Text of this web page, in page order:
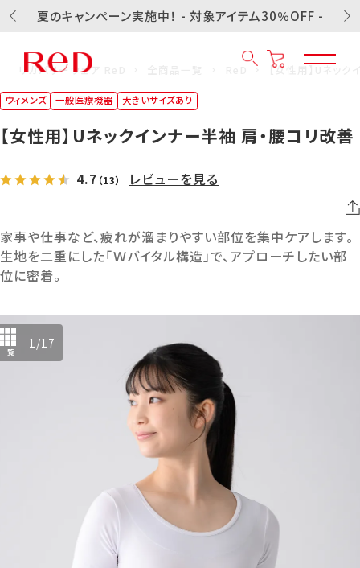
夏のキャンペーン実施中！ - 対象アイテム30％OFF -
リカバリーウェア ReD 【女性用】Uネッ
ウィメンズ 一般医療機器 大きいサイズあり
【女性用】Uネックインナー半袖 肩・腰コリ改善
4.7 （13） レビューを見る
家事や仕事など、疲れが溜まりやすい部位を集中ケアします。
生地を二重にした「Ｗバイタル構造」で、アプローチしたい部
位に密着。
一覧
1/17